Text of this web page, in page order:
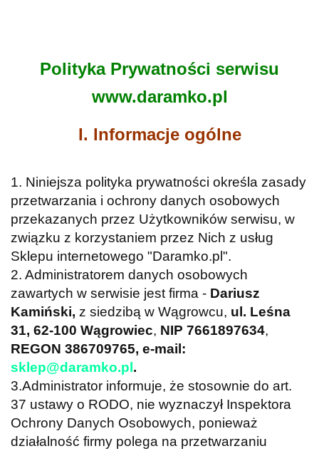
Polityka Prywatności serwisu
www.daramko.pl
I. Informacje ogólne
1. Niniejsza polityka prywatności określa zasady
przetwarzania i ochrony danych osobowych
przekazanych przez Użytkowników serwisu, w
związku z korzystaniem przez Nich z usług
Sklepu internetowego "Daramko.pl".
2. Administratorem danych osobowych
zawartych w serwisie jest firma - Dariusz
Kamiński, z siedzibą w Wągrowcu, ul. Leśna
31, 62-100 Wągrowiec, NIP 7661897634,
REGON 386709765, e-mail:
sklep@daramko.pl.
3.Administrator informuje, że stosownie do art.
37 ustawy o RODO, nie wyznaczył Inspektora
Ochrony Danych Osobowych, ponieważ
działalność firmy polega na przetwarzaniu